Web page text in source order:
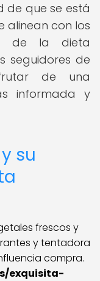
de que se está
alinean con los
de la dieta
seguidores de
de una
informada y
su
exquisita-